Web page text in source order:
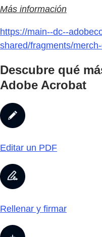
Más información
https://main--dc--
shared/fragments/
Descubre qué
Adobe Acrobat
Editar un PDF
Rellenar y firmar